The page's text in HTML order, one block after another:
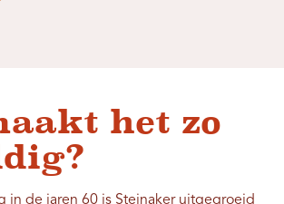
het zo
in de jaren 60 is Steinaker uitgegroeid